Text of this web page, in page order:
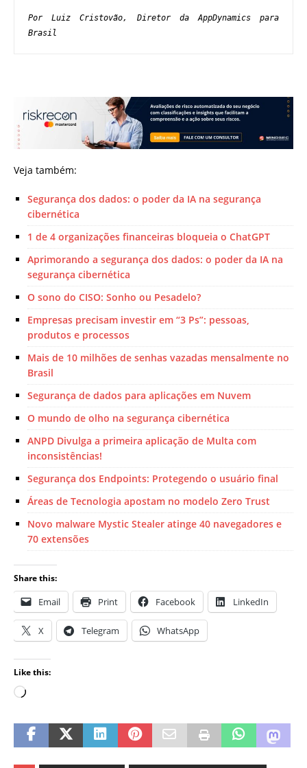
Por Luiz Cristovão, Diretor da AppDynamics para
Brasil
Veja também:
Segurança dos dados: o poder da IA na segurança
cibernética
1 de 4 organizações financeiras bloqueia o ChatGPT
Aprimorando a segurança dos dados: o poder da IA na
segurança cibernética
O sono do CISO: Sonho ou Pesadelo?
Empresas precisam investir em “3 Ps”: pessoas,
produtos e processos
Mais de 10 milhões de senhas vazadas mensalmente no
Brasil
Segurança de dados para aplicações em Nuvem
O mundo de olho na segurança cibernética
ANPD Divulga a primeira aplicação de Multa com
inconsistências!
Segurança dos Endpoints: Protegendo o usuário final
Áreas de Tecnologia apostam no modelo Zero Trust
Novo malware Mystic Stealer atinge 40 navegadores e
70 extensões
Share this:
Email Print Facebook LinkedIn
X Telegram WhatsApp
Like this: